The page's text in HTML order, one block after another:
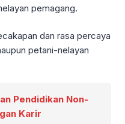
pemagang.
dan rasa percaya
petani-nelayan
Pendidikan Non-
Karir